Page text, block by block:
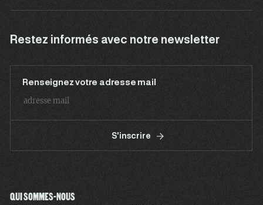
Restez informés avec notre newsletter
Renseignez votre adresse mail
S'inscrire
QUI SOMMES-NOUS